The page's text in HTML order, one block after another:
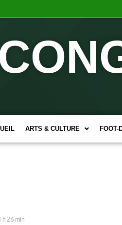
ARTS & CULTURE FOOT-
h 26 min